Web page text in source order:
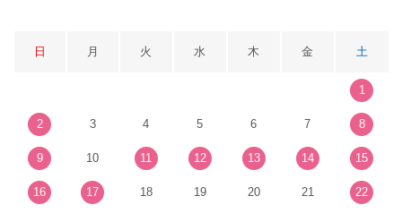
日 月 火 水 木 金 土
1
2 3 4 5 6 7 8
9 10 11 12 13 14 15
16 17 18 19 20 21 22